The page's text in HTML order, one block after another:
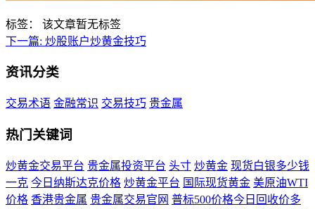
标签：
该文章暂无标签
下一篇: 炒股账户炒黄金技巧
资讯分类
交易术语 金融常识 交易技巧 贵金属
热门关键词
炒黄金交易平台 贵金属投资平台 头寸 炒黄金 现货白银多少钱
一克 今日纳斯达克价格 炒黄金平台 国际现货黄金 美原油WTI
价格 香港贵金属 贵金属交易官网 普标500价格今日回收价多